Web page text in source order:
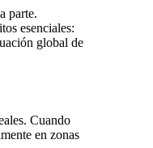
parte.
esenciales:
global de
Cuando
en zonas